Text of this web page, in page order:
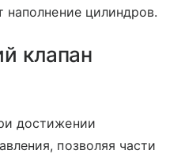
наполнение цилиндров.
клапан
достижении
позволяя части